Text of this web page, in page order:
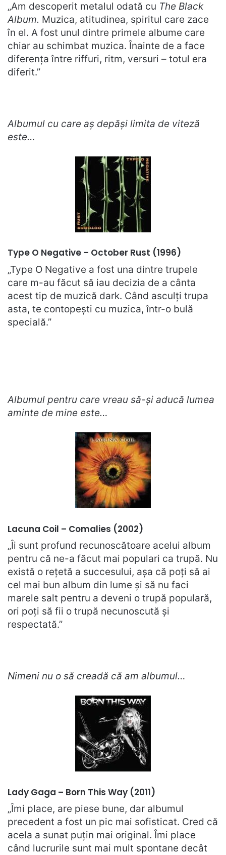
„Am descoperit metalul odată cu The Black
Album. Muzica, atitudinea, spiritul care zace
în el. A fost unul dintre primele albume care
chiar au schimbat muzica. Înainte de a face
diferența între riffuri, ritm, versuri – totul era
diferit.”
Albumul cu care aș depăși limita de viteză
este…
Type O Negative – October Rust (1996)
„Type O Negative a fost una dintre trupele
care m-au făcut să iau decizia de a cânta
acest tip de muzică dark. Când asculți trupa
asta, te contopești cu muzica, într-o bulă
specială.”
Albumul pentru care vreau să-și aducă lumea
aminte de mine este…
Lacuna Coil – Comalies (2002)
„Îi sunt profund recunoscătoare acelui album
pentru că ne-a făcut mai populari ca trupă. Nu
există o rețetă a succesului, așa că poți să ai
cel mai bun album din lume și să nu faci
marele salt pentru a deveni o trupă populară,
ori poți să fii o trupă necunoscută și
respectată.”
Nimeni nu o să creadă că am albumul…
Lady Gaga – Born This Way (2011)
„Îmi place, are piese bune, dar albumul
precedent a fost un pic mai sofisticat. Cred că
acela a sunat puțin mai original. Îmi place
când lucrurile sunt mai mult spontane decât